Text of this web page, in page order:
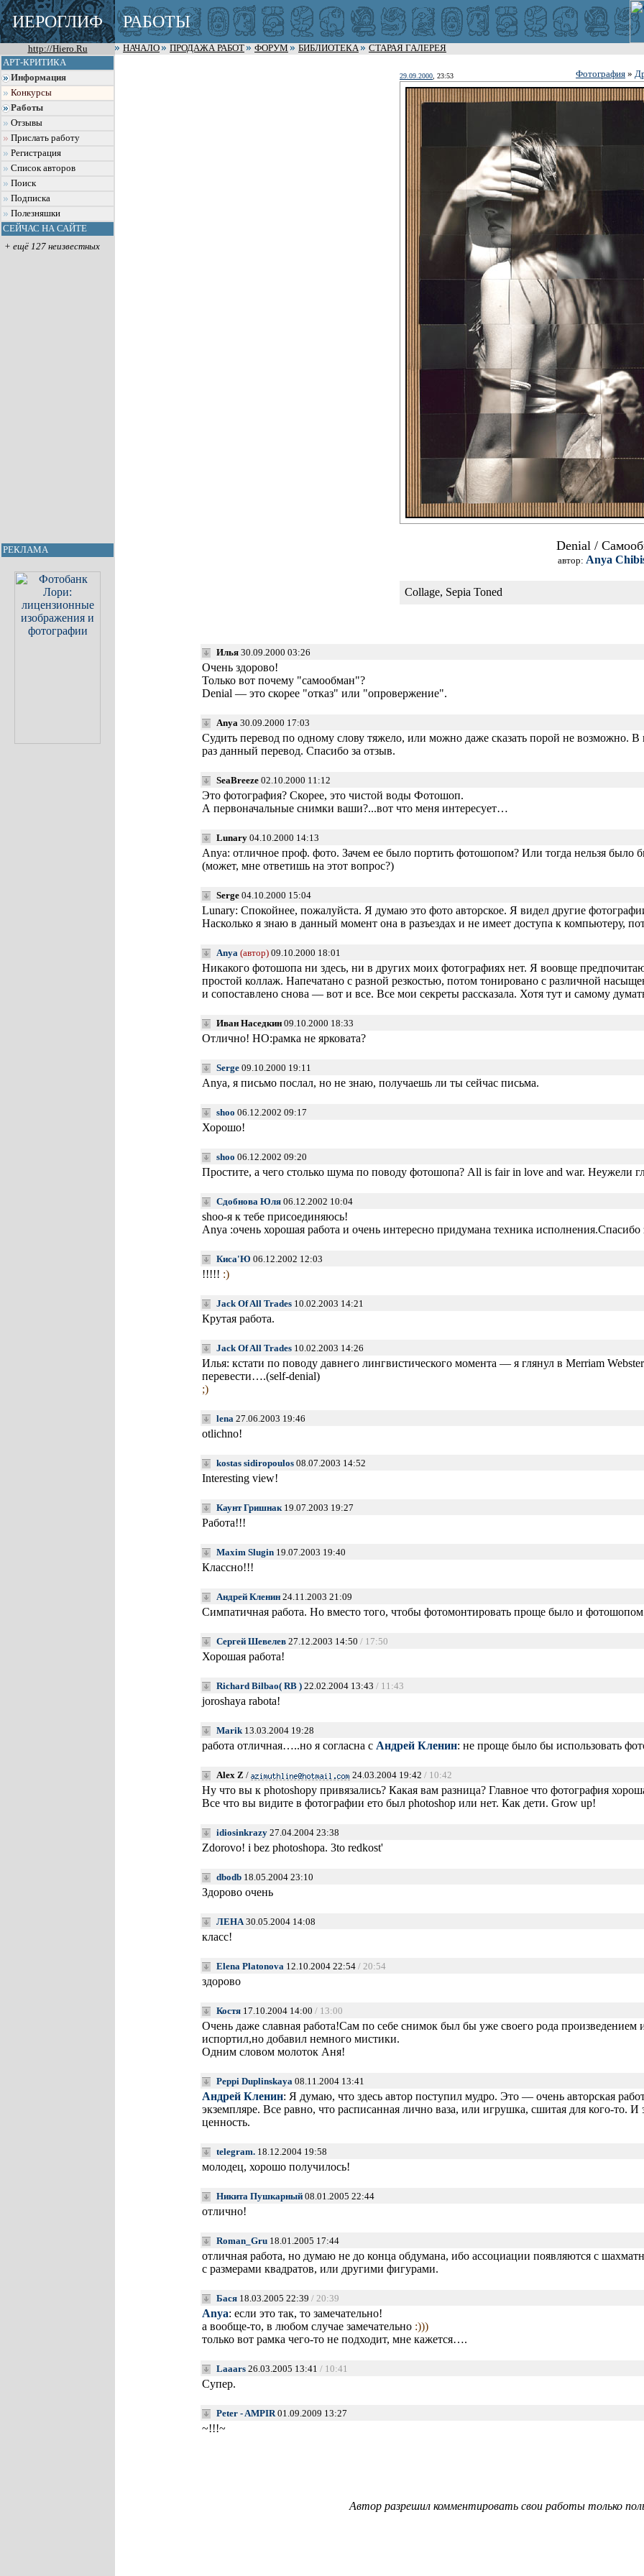
ИЕРОГЛИФ РАБОТЫ
http://Hiero.Ru НАЧАЛО ПРОДАЖА РАБОТ ФОРУМ БИБЛИОТЕКА
СТАРАЯ ГАЛЕРЕЯ
АРТ-КРИТИКА
Информация
Конкурсы
Работы
Отзывы
Прислать работу
Регистрация
Список авторов
Поиск
Подписка
Полезняшки
СЕЙЧАС НА САЙТЕ
+ ещё 127 неизвестных
РЕКЛАМА
29.09.2000 , 23:53 Фотография »
Denial /
автор: Anya
Collage, Sepia Toned
Илья30.09.2000 03:26
Очень здорово!
Только вот почему "самообман"?
Denial — это скорее "отказ" или "опровержение".
Anya30.09.2000 17:03
Судить перевод по одному слову тяжело, или можно даже сказать порой не возможно. В
раз данный перевод. Спасибо за отзыв.
SeaBreeze02.10.2000 11:12
Это фотография? Скорее, это чистой воды Фотошоп.
А первоначальные снимки ваши?...вот что меня интересует…
Lunary04.10.2000 14:13
Аnya: отличное проф. фото. Зачем ее было портить фотошопом? Или тогда нельзя было
(может, мне ответишь на этот вопрос?)
Serge04.10.2000 15:04
Lunary: Спокойнее, пожалуйста. Я думаю это фото авторское. Я видел другие
Насколько я знаю в данный момент она в разъездах и не имеет доступа к компьютеру,
Anya (автор)09.10.2000 18:01
Никакого фотошопа ни здесь, ни в других моих фотографиях нет. Я воовще
простой коллаж. Напечатано с разной резкостью, потом тонировано с различной
и сопоставлено снова — вот и все. Все мои секреты рассказала. Хотя тут и самому
Иван Наседкин09.10.2000 18:33
Отлично! НО:рамка не ярковата?
Serge09.10.2000 19:11
Anya, я письмо послал, но не знаю, получаешь ли ты сейчас письма.
shoo 06.12.2002 09:17
Хорошо!
shoo 06.12.2002 09:20
Простите, а чего столько шума по поводу фотошопа? All is fair in love and war. Неужели
Сдобнова Юля06.12.2002 10:04
shoo-я к тебе присоединяюсь!
Anya :очень хорошая работа и очень интересно придумана техника исполнения.Спасибо
Киса'Ю 06.12.2002 12:03
!!!!! :)
Jack Of All Trades10.02.2003 14:21
Крутая работа.
Jack Of All Trades10.02.2003 14:26
Илья: кстати по поводу давнего лингвистического момента — я глянул в Merriam
перевести….(self-denial)
;)
lena27.06.2003 19:46
otlichno!
kostas sidiropoulos08.07.2003 14:52
Interesting view!
Каунт Гришнак19.07.2003 19:27
Работа!!!
Maxim Slugin19.07.2003 19:40
Классно!!!
Андрей Кленин24.11.2003 21:09
Симпатичная работа. Но вместо того, чтобы фотомонтировать проще было и
Сергей Шевелев27.12.2003 14:50 / 17:50
Хорошая работа!
Richard Bilbao( RB )22.02.2004 13:43 / 11:43
joroshaya rabota!
Marik13.03.2004 19:28
работа отличная…..но я согласна с Андрей Кленин: не проще было бы использовать
Alex Z / 24.03.2004 19:42 / 10:42
Ну что вы к photoshopy привязались? Какая вам разница? Главное что фотография
Все что вы видите в фотографии ето был photoshop или нет. Как дети. Grow up!
idiosinkrazy27.04.2004 23:38
Zdorovo! i bez photoshopa. 3to redkost'
dbodb18.05.2004 23:10
Здорово очень
ЛЕНА30.05.2004 14:08
класс!
Elena Platonova12.10.2004 22:54 / 20:54
здорово
Костя17.10.2004 14:00 / 13:00
Очень даже славная работа!Сам по себе снимок был бы уже своего рода произведением
испортил,но добавил немного мистики.
Одним словом молоток Аня!
Peppi Duplinskaya08.11.2004 13:41
Андрей Кленин: Я думаю, что здесь автор поступил мудро. Это — очень авторская
экземпляре. Все равно, что расписанная лично ваза, или игрушка, сшитая для кого-
ценность.
telegram.18.12.2004 19:58
молодец, хорошо получилось!
Никита Пушкарный08.01.2005 22:44
отлично!
Roman_Gru18.01.2005 17:44
отличная работа, но думаю не до конца обдумана, ибо ассоциации появляются с
с размерами квадратов, или другими фигурами.
Бася18.03.2005 22:39 / 20:39
Anya: если это так, то замечательно!
а вообще-то, в любом случае замечательно :)))
только вот рамка чего-то не подходит, мне кажется….
Laaars26.03.2005 13:41 / 10:41
Супер.
Peter - AMPIR01.09.2009 13:27
~!!!~
Автор разрешил комментировать свои работы только